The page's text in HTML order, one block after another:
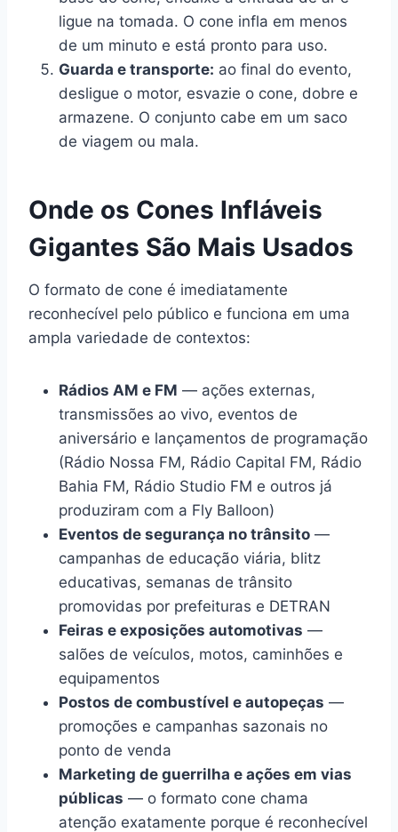
ligue na tomada. O cone infla em menos
de um minuto e está pronto para uso.
Guarda e transporte: ao final do evento,
desligue o motor, esvazie o cone, dobre e
armazene. O conjunto cabe em um saco
de viagem ou mala.
Onde os Cones Infláveis
Gigantes São Mais Usados
O formato de cone é imediatamente
reconhecível pelo público e funciona em uma
ampla variedade de contextos:
Rádios AM e FM — ações externas,
transmissões ao vivo, eventos de
aniversário e lançamentos de programação
(Rádio Nossa FM, Rádio Capital FM, Rádio
Bahia FM, Rádio Studio FM e outros já
produziram com a Fly Balloon)
Eventos de segurança no trânsito —
campanhas de educação viária, blitz
educativas, semanas de trânsito
promovidas por prefeituras e DETRAN
Feiras e exposições automotivas —
salões de veículos, motos, caminhões e
equipamentos
Postos de combustível e autopeças —
promoções e campanhas sazonais no
ponto de venda
Marketing de guerrilha e ações em vias
públicas — o formato cone chama
atenção exatamente porque é reconhecível